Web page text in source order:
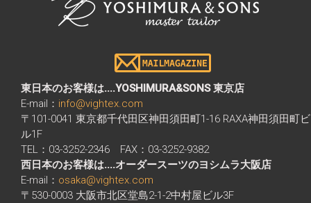
東日本のお客様は....YOSHIMURA&SONS 東京店
E-mail： info@vightex.com
〒101-0041 東京都千代田区神田須田町1-16 RAXA神田須田町ビ
ル1F
TEL：03-3252-2346 FAX：03-3252-9382
西日本のお客様は....オーダースーツのヨシムラ大阪店
E-mail： osaka@vightex.com
〒530-0003 大阪市北区堂島2-1-2中村屋ビル3F